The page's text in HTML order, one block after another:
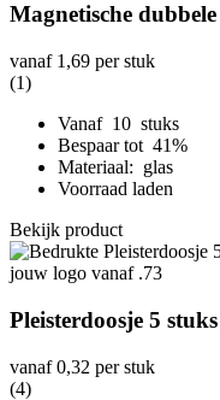
Magnetische
vanaf 1,69 per stuk
(1)
Vanaf 10 stuks
Bespaar tot 41%
Materiaal: glas
Voorraad laden
Bekijk product
Pleisterdoosje 5 stuks
vanaf0,32 per stuk
(4)